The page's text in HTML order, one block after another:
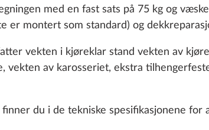
med en fast sats på 75 kg og
er montert som standard) og
vekten i kjøreklar stand vekten av
vekten av karosseriet, ekstra
du i de tekniske spesifikasjonene for